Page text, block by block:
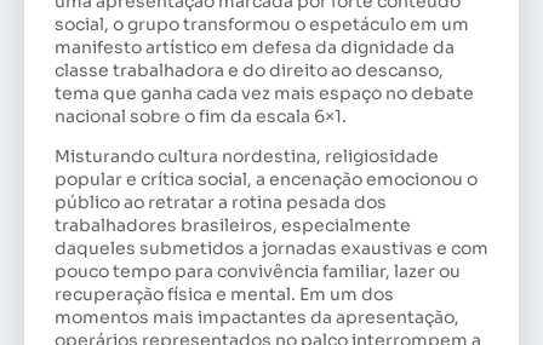
social, o grupo transformou o espetáculo em um
manifesto artístico em defesa da dignidade da
classe trabalhadora e do direito ao descanso,
tema que ganha cada vez mais espaço no debate
nacional sobre o fim da escala 6×1.
Misturando cultura nordestina, religiosidade
popular e crítica social, a encenação emocionou o
público ao retratar a rotina pesada dos
trabalhadores brasileiros, especialmente
daqueles submetidos a jornadas exaustivas e com
pouco tempo para convivência familiar, lazer ou
recuperação física e mental. Em um dos
momentos mais impactantes da apresentação,
operários representados no palco interrompem a